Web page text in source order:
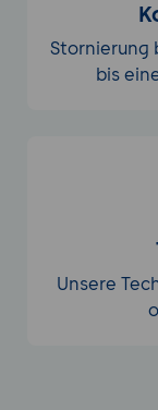
Stornierung
bis
Unsere